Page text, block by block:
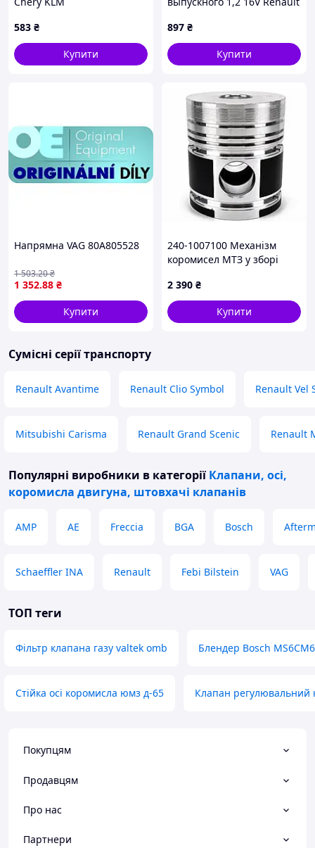
583 ₴
Купити
897 ₴
Купити
Напрямна VAG 80A805528
1 352.88 ₴
1 503.20₴
Купити
240-1007100 Механізм
коромисел МТЗ у зборі
2 390 ₴
Купити
Сумісні серії транспорту
Renault Avantime Renault Clio Symbol Renault Vel
Mitsubishi Carisma Renault Grand Scenic Renault
Популярні виробники в категорії Клапани, осі,
коромисла двигуна, штовхачі клапанів
AMP AE Freccia BGA Bosch
Schaeffler INA Renault Febi Bilstein VAG
ТОП теги
Фільтр клапана газу valtek omb Блендер Bosch
Стійка осі коромисла юмз д-65 Клапан регулювальний
Покупцям
Продавцям
Про нас
Партнери